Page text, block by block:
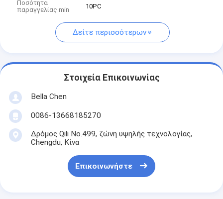
Ποσότητα
παραγγελίας min
10PC
Δείτε περισσότερων
Στοιχεία Επικοινωνίας
Bella Chen
0086-13668185270
Δρόμος Qili No.499, ζώνη υψηλής τεχνολογίας,
Chengdu, Κίνα
Επικοινωνήστε